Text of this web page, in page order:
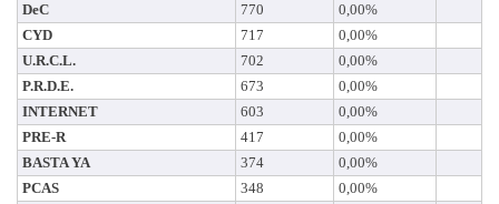
DeC 770
0,00%
CYD
717
0,00%
U.R.C.L.
702
0,00%
P.R.D.E.
673
0,00%
INTERNET
603
0,00%
PRE-R
417
0,00%
BASTA YA
374
0,00%
PCAS
348
0,00%